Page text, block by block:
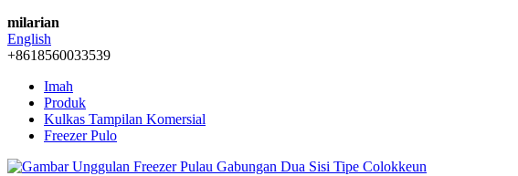
milarian
English
+8618560033539
Imah
Produk
Kulkas Tampilan Komersial
Freezer Pulo